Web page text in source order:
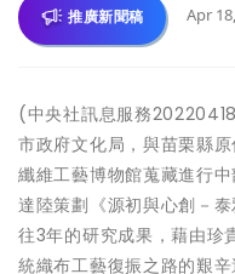
推廣新聞稿 Apr
(中央社訊息服務
市政府文化局，與苗栗縣
纖維工藝博物館蒐藏進行
達陸策劃《源初與心創－
往3年的研究成果，藉由珍
統織布工藝復振之路的艱辛